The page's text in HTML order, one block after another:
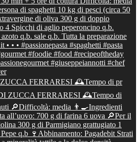
FERRARESI 🕰Tempo di pr